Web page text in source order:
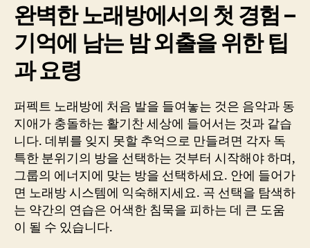
완벽한 노래방에서의 첫 경험 –
기억에 남는 밤 외출을 위한 팁
과 요령
퍼펙트 노래방에 처음 발을 들여놓는 것은 음악과 동
지애가 충돌하는 활기찬 세상에 들어서는 것과 같습
니다. 데뷔를 잊지 못할 추억으로 만들려면 각자 독
특한 분위기의 방을 선택하는 것부터 시작해야 하며,
그룹의 에너지에 맞는 방을 선택하세요. 안에 들어가
면 노래방 시스템에 익숙해지세요. 곡 선택을 탐색하
는 약간의 연습은 어색한 침묵을 피하는 데 큰 도움
이 될 수 있습니다.